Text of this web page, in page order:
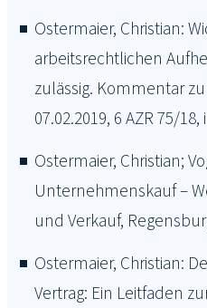
Ostermaier, Christian:
arbeitsrechtlichen
zulässig. Kommentar
07.02.2019, 6 AZR 75/
Ostermaier, Christian;
Unternehmenskauf –
und Verkauf,
Ostermaier, Christian:
Vertrag: Ein Leitfaden